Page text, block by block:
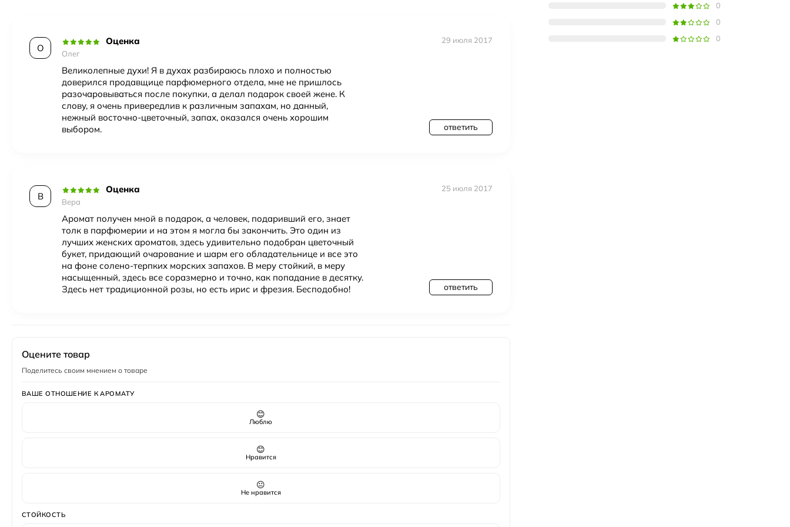
0
0
0
О
Оценка
Олег
Великолепные духи! Я в духах разбираюсь плохо и полностью
доверился продавщице парфюмерного отдела, мне не пришлось
разочаровываться после покупки, а делал подарок своей жене. К
слову, я очень привередлив к различным запахам, но данный,
нежный восточно-цветочный, запах, оказался очень хорошим
выбором.
29 июля 2017
ответить
В
Оценка
Вера
Аромат получен мной в подарок, а человек, подаривший его, знает
толк в парфюмерии и на этом я могла бы закончить. Это один из
лучших женских ароматов, здесь удивительно подобран цветочный
букет, придающий очарование и шарм его обладательнице и все это
на фоне солено-терпких морских запахов. В меру стойкий, в меру
насыщенный, здесь все соразмерно и точно, как попадание в десятку.
Здесь нет традиционной розы, но есть ирис и фрезия. Бесподобно!
25 июля 2017
ответить
Оцените товар
Поделитесь своим мнением о товаре
ВАШЕ ОТНОШЕНИЕ К АРОМАТУ
😊
Люблю
😊
Нравится
😐
Не нравится
СТОЙКОСТЬ